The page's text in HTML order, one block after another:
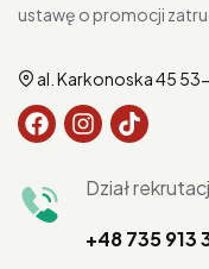
ustawę o promocji
al. Karkonoska 45
Dział
+48 735 913